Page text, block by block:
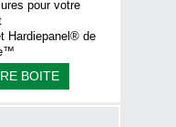
pour votre
Hardiepanel® de
BOITE